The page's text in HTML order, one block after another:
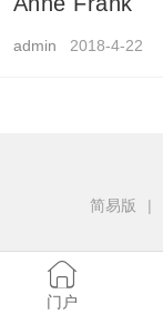
admin 2018-4-22
简易版
|
门户